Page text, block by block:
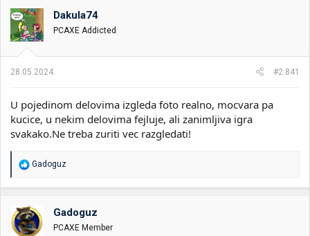
o
a
n
:
Dakula74
PCAXE Addicted
28.05.2024. #2.841
U pojedinom delovima izgleda foto realno, mocvara pa
kucice, u nekim delovima fejluje, ali zanimljiva igra
svakako.Ne treba zuriti vec razgledati!
R
a
o
v
a
Gadoguz
Gadoguz
PCAXE Member